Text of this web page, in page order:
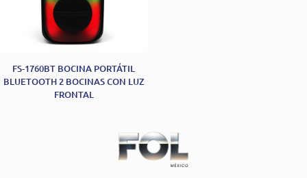
FS-1760BT BOCINA PORTÁTIL
BLUETOOTH 2 BOCINAS CON LUZ
FRONTAL